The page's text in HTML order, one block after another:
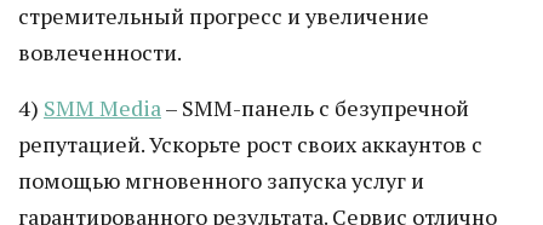
стремительный прогресс и увеличение
вовлеченности.
4) SMM Media– SMM-панель с безупречной
репутацией. Ускорьте рост своих аккаунтов с
помощью мгновенного запуска услуг и
гарантированного результата. Сервис отлично